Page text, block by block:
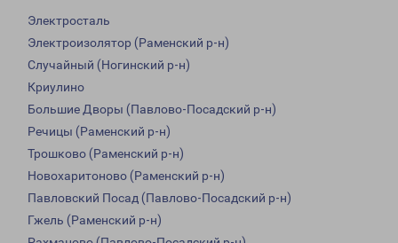
Электросталь
Электроизолятор (Раменский р-н)
Случайный (Ногинский р-н)
Криулино
Большие Дворы (Павлово-Посадский р-н)
Речицы (Раменский р-н)
Трошково (Раменский р-н)
Новохаритоново (Раменский р-н)
Павловский Посад (Павлово-Посадский р-н)
Гжель (Раменский р-н)